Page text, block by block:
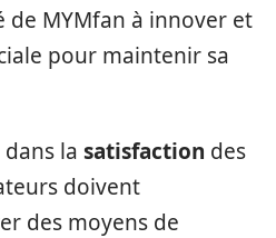
de MYMfan à innover et
pour maintenir sa
la satisfaction des
doivent
des moyens de